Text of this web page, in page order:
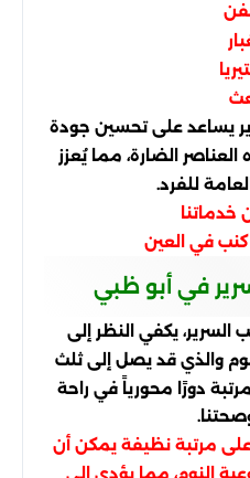
يساعد على تحسين جودة
الضارة، مما يُعزز
للفرد.
خدماتنا
في العين
في أبو ظبي
يكفي النظر إلى
والذي قد يصل إلى ثلث
دورًا محورياً في راحة
مرتبة نظيفة يمكن أن